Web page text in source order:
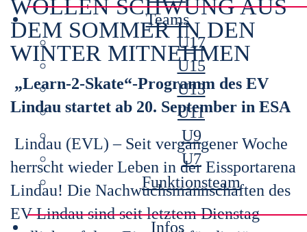
Teams
U17
U15
U13
U11
U9
U7
Funktionsteam
Infos
WOLLEN SCHWUNG AUS
DEM SOMMER IN DEN
WINTER MITNEHMEN
„Learn-2-Skate“-Programm des EV
Lindau startet ab 20. September in ESA
Lindau (EVL) – Seit vergangener Woche
herrscht wieder Leben in der Eissportarena
Lindau! Die Nachwuchsmannschaften des
EV Lindau sind seit letztem Dienstag